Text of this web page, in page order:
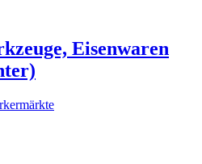
Eisenwaren